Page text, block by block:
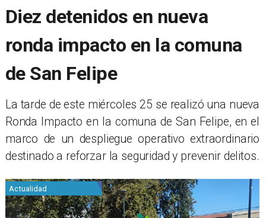
Diez detenidos en nueva
ronda impacto en la comuna
de San Felipe
​La tarde de este miércoles 25 se realizó una nueva
Ronda Impacto en la comuna de San Felipe, en el
marco de un despliegue operativo extraordinario
destinado a reforzar la seguridad y prevenir delitos.
Actualidad